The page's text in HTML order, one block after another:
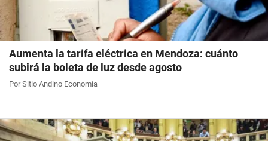
Aumenta la tarifa eléctrica en Mendoza: cuánto
subirá la boleta de luz desde agosto
Por Sitio Andino Economía